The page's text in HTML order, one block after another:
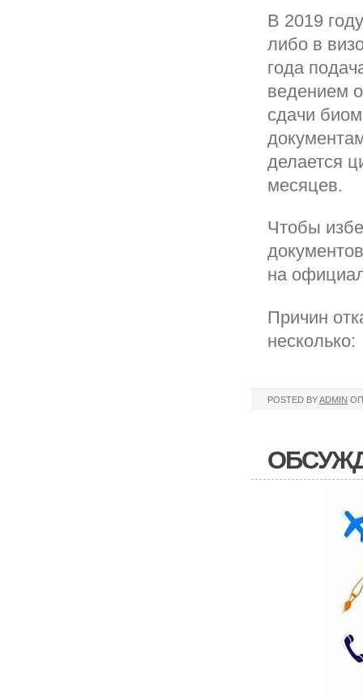
В 2019
либо в
года
ведением
сдачи
делается
месяцев.
Чтобы
на
Причин
несколько:
POSTED BYADMIN